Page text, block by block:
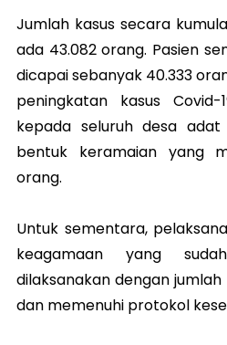
Jumlah kasus secara
ada 43.082 orang. Pasien
dicapai sebanyak 40.333
peningkatan kasus
kepada seluruh desa
bentuk keramaian yang
orang.
Untuk sementara,
keagamaan yang
dilaksanakan dengan
dan memenuhi protokol